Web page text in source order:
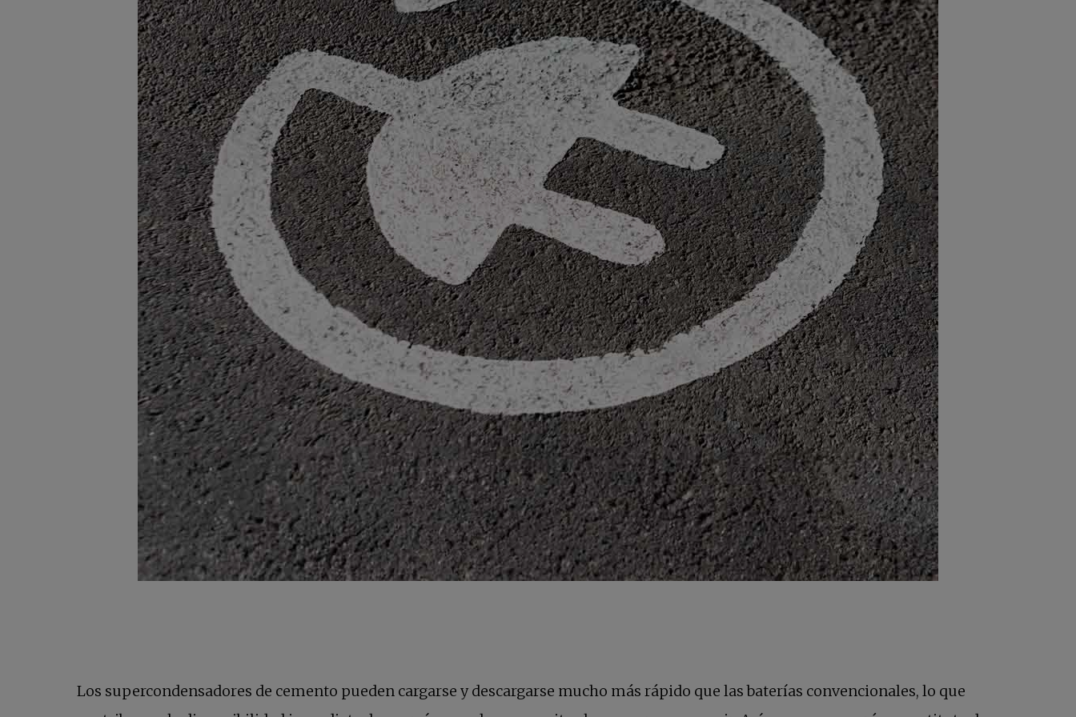
Los supercondensadores de cemento pueden cargarse y descargarse mucho más rápido que las baterías convencionales, lo que